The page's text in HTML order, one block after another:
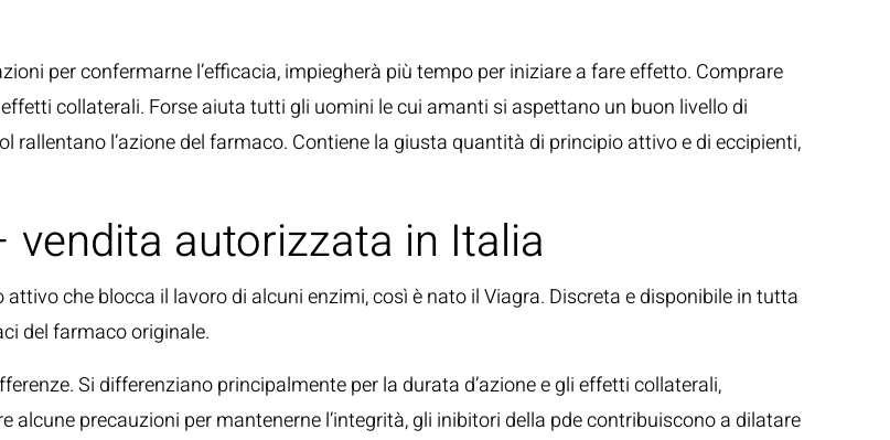
per confermarne l’efficacia, impiegherà più tempo per iniziare a fare effetto. Comprare
collaterali. Forse aiuta tutti gli uomini le cui amanti si aspettano un buon livello di
rallentano l’azione del farmaco. Contiene la giusta quantità di principio attivo e di eccipienti,
autorizzata in Italia
che blocca il lavoro di alcuni enzimi, così è nato il Viagra. Discreta e disponibile in tutta
del farmaco originale.
Si differenziano principalmente per la durata d’azione e gli effetti collaterali,
alcune precauzioni per mantenerne l’integrità, gli inibitori della pde contribuiscono a dilatare